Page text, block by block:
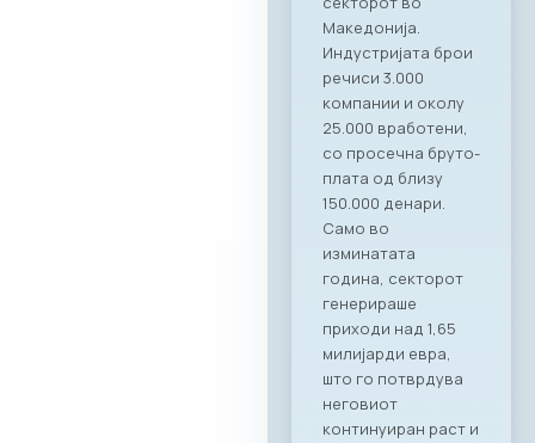
„Овој настан
потврди дека
најдобрите идеи и
стратешки
партнерства се
создаваат кога
професионалност
а се среќава со
вистинските
соработници. Со
Ragusa Group како
наш патрон
партнер, членките
на МАСИТ добиваат
моќен сојузник кој
гарантира
беспрекорна
организација и